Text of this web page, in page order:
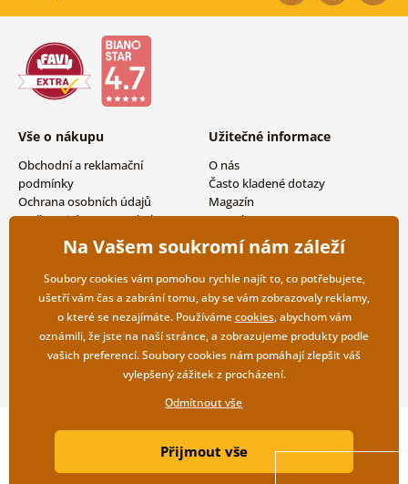
Vše o nákupu
Obchodní a reklamační
podmínky
Ochrana osobních údajů
Možnosti dopravy a platby
Vrácení zboží
Užitečné informace
O nás
Často kladené dotazy
Magazín
Kontakty
Velkoobchodní spolupráce
Copyright ©2019 © Dovido.cz.
Litvanyi.sk| E-shop vytvořila
Na Vašem soukromí nám záleží
Soubory cookies vám pomohou rychle najít to, co potřebujete,
ušetří vám čas a zabrání tomu, aby se vám zobrazovaly reklamy,
o které se nezajímáte. Používámecookies, abychom vám
oznámili, že jste na naší stránce, a zobrazujeme produkty podle
vašich preferencí. Soubory cookies nám pomáhají zlepšit váš
vylepšený zážitek z procházení.
Odmítnout vše
Přijmout vše